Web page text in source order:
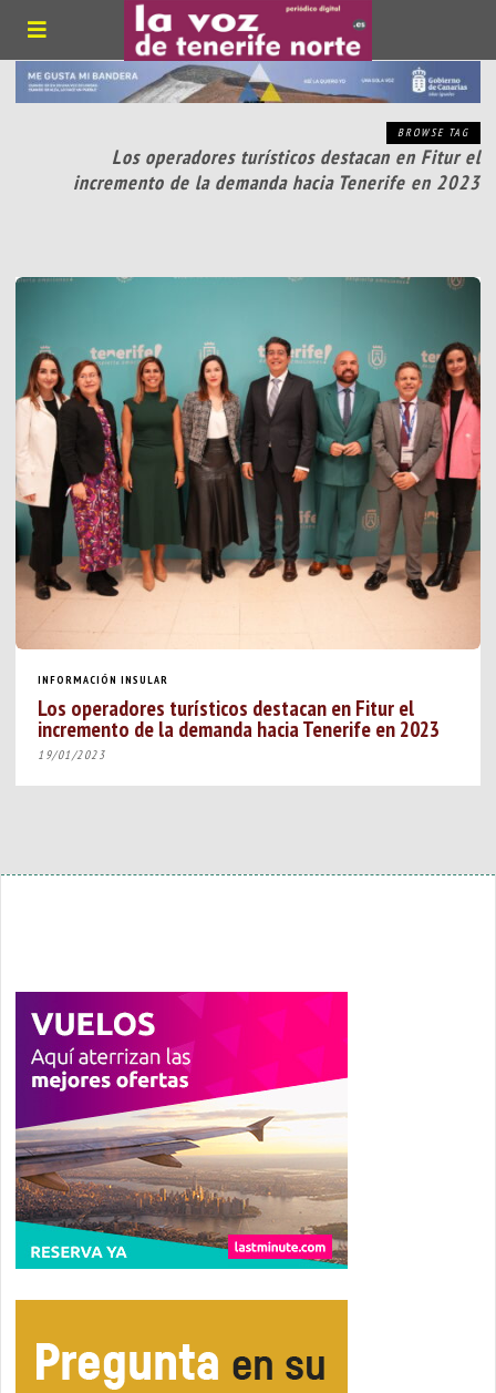
BROWSE TAG
Los operadores turísticos destacan en Fitur el
incremento de la demanda hacia Tenerife en 2023
INFORMACIÓN INSULAR
Los operadores turísticos destacan en Fitur el
incremento de la demanda hacia Tenerife en 2023
19/01/2023